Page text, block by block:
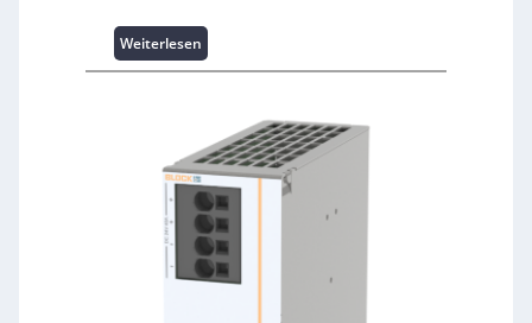
ü
b
e
c
h
u
n
g
Weiterlesen:
W
e
n
e
g